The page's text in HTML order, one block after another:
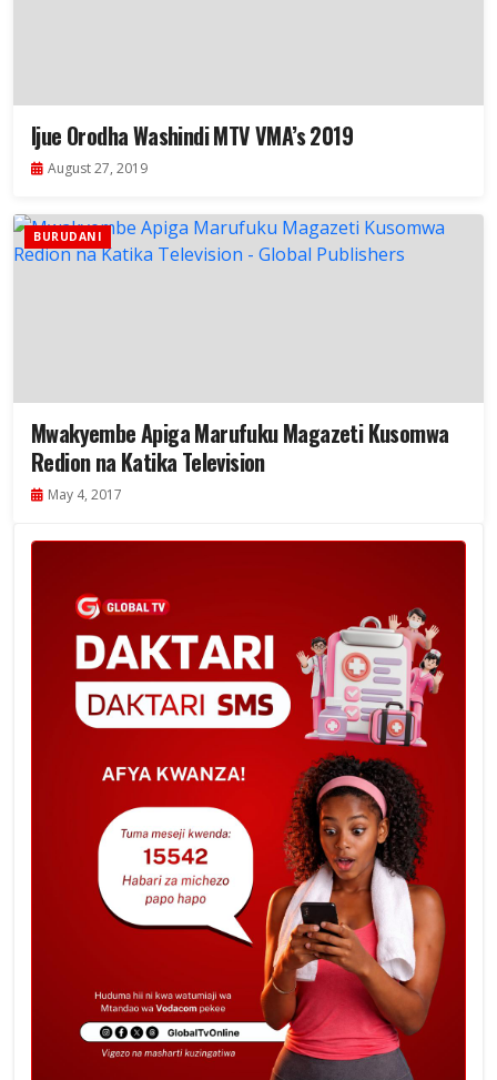
Ijue Orodha Washindi MTV VMA’s 2019
August 27, 2019
BURUDANI
Mwakyembe Apiga Marufuku Magazeti Kusomwa
Redion na Katika Television
May 4, 2017